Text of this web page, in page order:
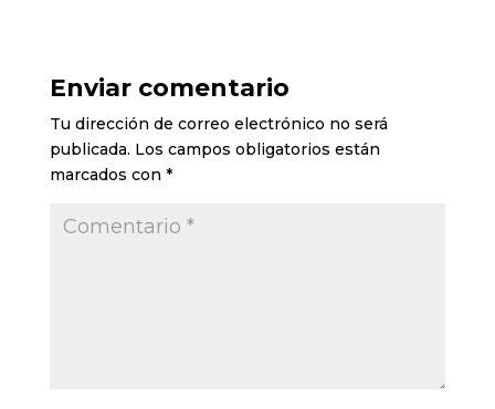
Enviar comentario
Tu dirección de correo electrónico no será
publicada. Los campos obligatorios están
marcados con *